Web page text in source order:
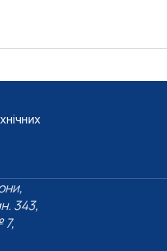
343,
7,